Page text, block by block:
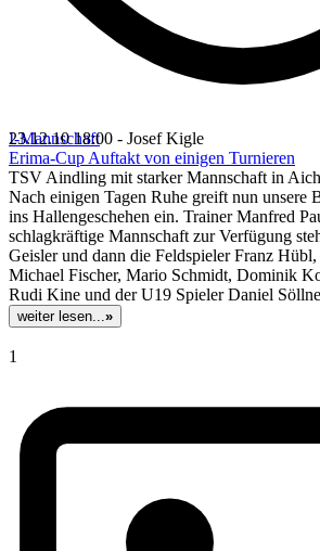
I-Mannschaft
23.12.10 18:00 - Josef Kigle
Erima-Cup Auftakt von einigen Turnieren
TSV Aindling mit starker Mannschaft in
Nach einigen Tagen Ruhe greift nun unsere
ins Hallengeschehen ein. Trainer Manfred
schlagkräftige Mannschaft zur Verfügung
Geisler und dann die Feldspieler Franz
Michael Fischer, Mario Schmidt, Dominik
Rudi Kine und der U19 Spieler Daniel
weiter lesen...»
1